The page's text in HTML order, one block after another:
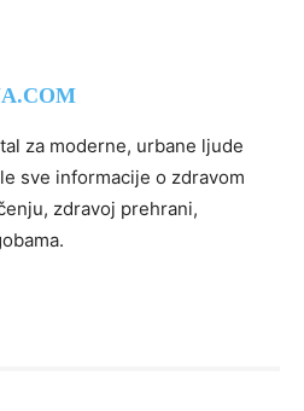
za moderne, urbane ljude
sve informacije o zdravom
zdravoj prehrani,